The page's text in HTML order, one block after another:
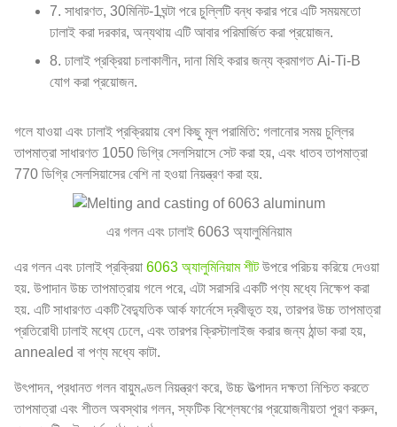
7. সাধারণত, 30মিনিট-1ঘন্টা পরে চুল্লিটি বন্ধ করার পরে এটি সময়মতো
ঢালাই করা দরকার, অন্যথায় এটি আবার পরিমার্জিত করা প্রয়োজন.
8. ঢালাই প্রক্রিয়া চলাকালীন, দানা মিহি করার জন্য ক্রমাগত Ai-Ti-B
যোগ করা প্রয়োজন.
গলে যাওয়া এবং ঢালাই প্রক্রিয়ায় বেশ কিছু মূল পরামিতি: গলানোর সময় চুল্লির
তাপমাত্রা সাধারণত 1050 ডিগ্রি সেলসিয়াসে সেট করা হয়, এবং ধাতব তাপমাত্রা
770 ডিগ্রি সেলসিয়াসের বেশি না হওয়া নিয়ন্ত্রণ করা হয়.
এর গলন এবং ঢালাই 6063 অ্যালুমিনিয়াম
এর গলন এবং ঢালাই প্রক্রিয়া 6063 অ্যালুমিনিয়াম শীটউপরে পরিচয় করিয়ে দেওয়া
হয়. উপাদান উচ্চ তাপমাত্রায় গলে পরে, এটা সরাসরি একটি পণ্য মধ্যে নিক্ষেপ করা
হয়. এটি সাধারণত একটি বৈদ্যুতিক আর্ক ফার্নেসে দ্রবীভূত হয়, তারপর উচ্চ তাপমাত্রা
প্রতিরোধী ঢালাই মধ্যে ঢেলে, এবং তারপর ক্রিস্টালাইজ করার জন্য ঠান্ডা করা হয়,
annealed বা পণ্য মধ্যে কাটা.
উৎপাদন, প্রধানত গলন বায়ুমণ্ডল নিয়ন্ত্রণ করে, উচ্চ উত্পাদন দক্ষতা নিশ্চিত করতে
তাপমাত্রা এবং শীতল অবস্থার গলন, স্ফটিক বিশ্লেষণের প্রয়োজনীয়তা পূরণ করুন,